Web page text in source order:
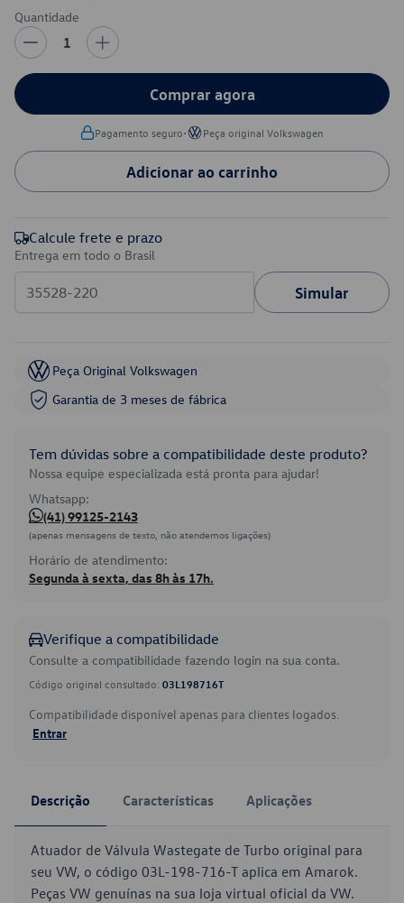
Quantidade
1
Comprar agora
Pagamento seguro• Peça original Volkswagen
Adicionar ao carrinho
Calcule frete e prazo
Entrega em todo o Brasil
Simular
Peça Original Volkswagen
Garantia de 3 meses de fábrica
Tem dúvidas sobre a compatibilidade deste produto?
Nossa equipe especializada está pronta para ajudar!
Whatsapp:
(41) 99125-2143
(apenas mensagens de texto, não atendemos ligações)
Horário de atendimento:
Segunda à sexta, das 8h às 17h.
Verifique a compatibilidade
Consulte a compatibilidade fazendo login na sua conta.
Código original consultado: 03L198716T
Compatibilidade disponível apenas para clientes logados.
Entrar
Descrição Características Aplicações
Atuador de Válvula Wastegate de Turbo original para
seu VW, o código 03L-198-716-T aplica em Amarok.
Peças VW genuínas na sua loja virtual oficial da VW.